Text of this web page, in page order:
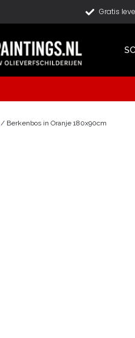
Gratis
/ Berkenbos in Oranje 180x90cm